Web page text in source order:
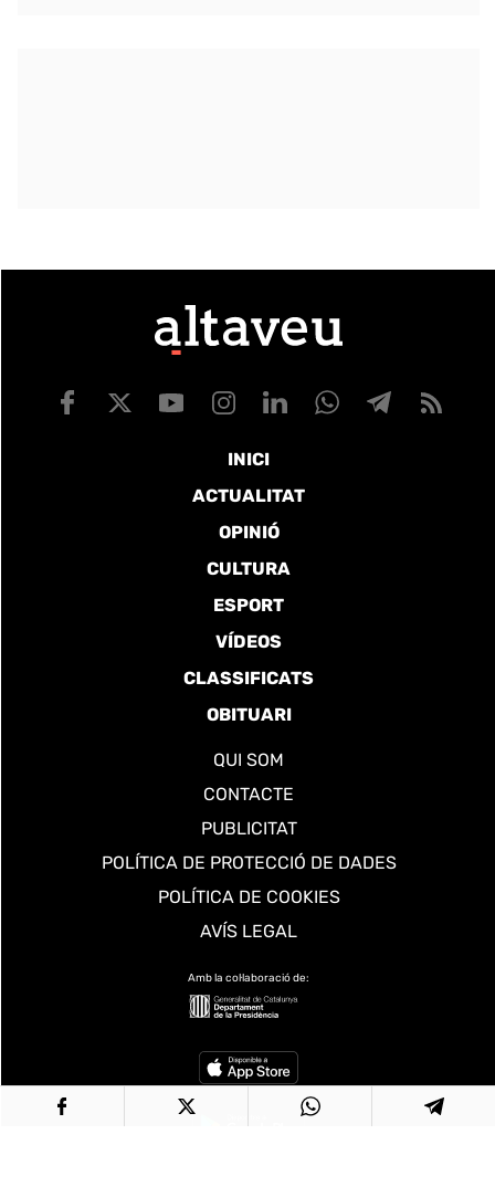
INICI
ACTUALITAT
OPINIÓ
CULTURA
ESPORT
VÍDEOS
CLASSIFICATS
OBITUARI
QUI SOM
CONTACTE
PUBLICITAT
POLÍTICA DE PROTECCIÓ DE DADES
POLÍTICA DE COOKIES
AVÍS LEGAL
Amb la col·laboració de: